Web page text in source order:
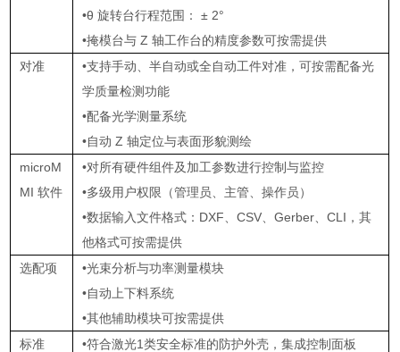
•θ 旋转台行程范围： ± 2°
•掩模台与 Z 轴工作台的精度参数可按需提供
对准
•支持手动、半自动或全自动工件对准，可按需配备光
学质量检测功能
•配备光学测量系统
•自动 Z 轴定位与表面形貌测绘
microM
MI 软件
•对所有硬件组件及加工参数进行控制与监控
•多级用户权限（管理员、主管、操作员）
•数据输入文件格式：DXF、CSV、Gerber、CLI，其
他格式可按需提供
选配项
•光束分析与功率测量模块
•自动上下料系统
•其他辅助模块可按需提供
标准
•符合激光1类安全标准的防护外壳，集成控制面板